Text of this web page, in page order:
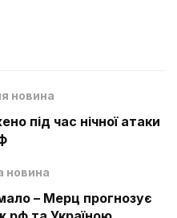
новина
під час нічної атаки
новина
– Мерц прогнозує